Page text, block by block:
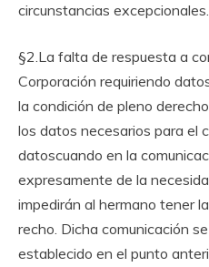
circunstancias excepcionales.
§2.La falta de respuesta a
Corporación requiriendo
la condición de pleno
los datos necesarios para el
datoscuando en la
expresamente de la
impedirán al hermano tener
recho. Dicha comunicación
establecido en el punto